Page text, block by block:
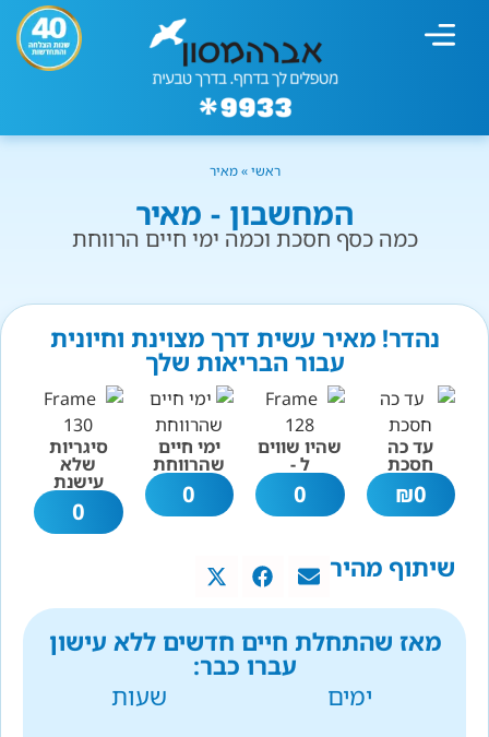
ראשי»מאיר
המחשבון - מאיר
כמה כסף חסכת וכמה ימי חיים הרווחת
נהדר! מאיר עשית דרך מצוינת וחיונית
עבור הבריאות שלך
עד כה
חסכת
0
₪
שהיו שווים
ל -
0
ימי חיים
שהרווחת
0
סיגריות
שלא
עישנת
0
שיתוף מהיר
מאז שהתחלת חיים חדשים ללא עישון
עברו כבר:
ימים
שעות